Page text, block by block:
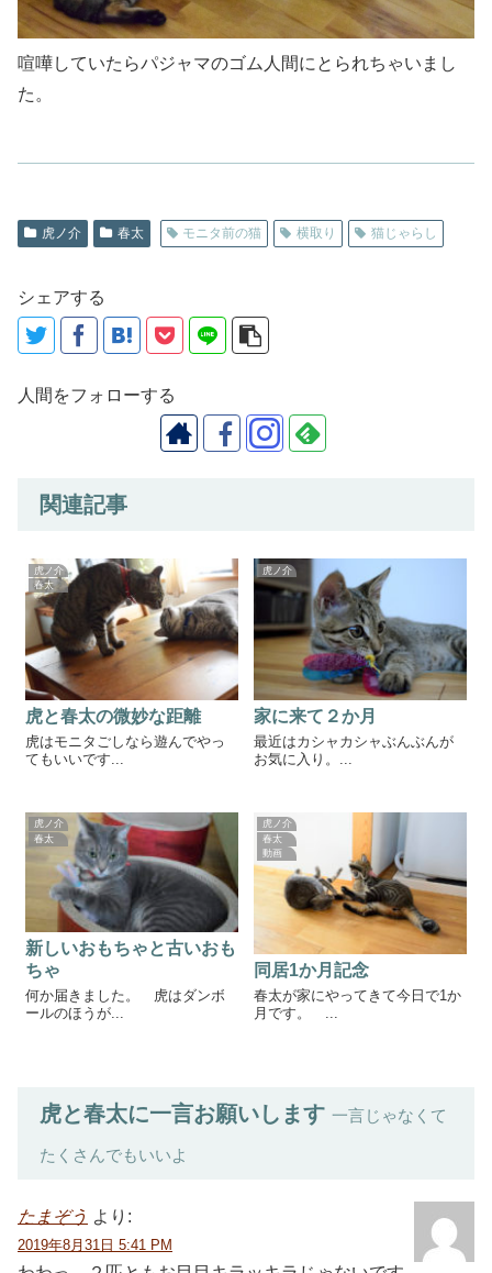
喧嘩していたらパジャマのゴム人間にとられちゃいまし
た。
虎ノ介 春太 モニタ前の猫 横取り 猫じゃらし
シェアする
人間をフォローする
関連記事
虎ノ介
春太
虎と春太の微妙な距離
虎はモニタごしなら遊んでやっ
てもいいです...
虎ノ介
家に来て２か月
最近はカシャカシャぶんぶんが
お気に入り。...
虎ノ介
春太
新しいおもちゃと古いおも
ちゃ
何か届きました。 虎はダンボ
ールのほうが...
虎ノ介
春太
動画
同居1か月記念
春太が家にやってきて今日で1か
月です。 ...
虎と春太に一言お願いします 一言じゃなくて
たくさんでもいいよ
たまぞう より:
2019年8月31日 5:41 PM